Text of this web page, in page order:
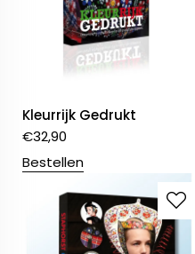
Kleurrijk Gedrukt
€32,90
Bestellen